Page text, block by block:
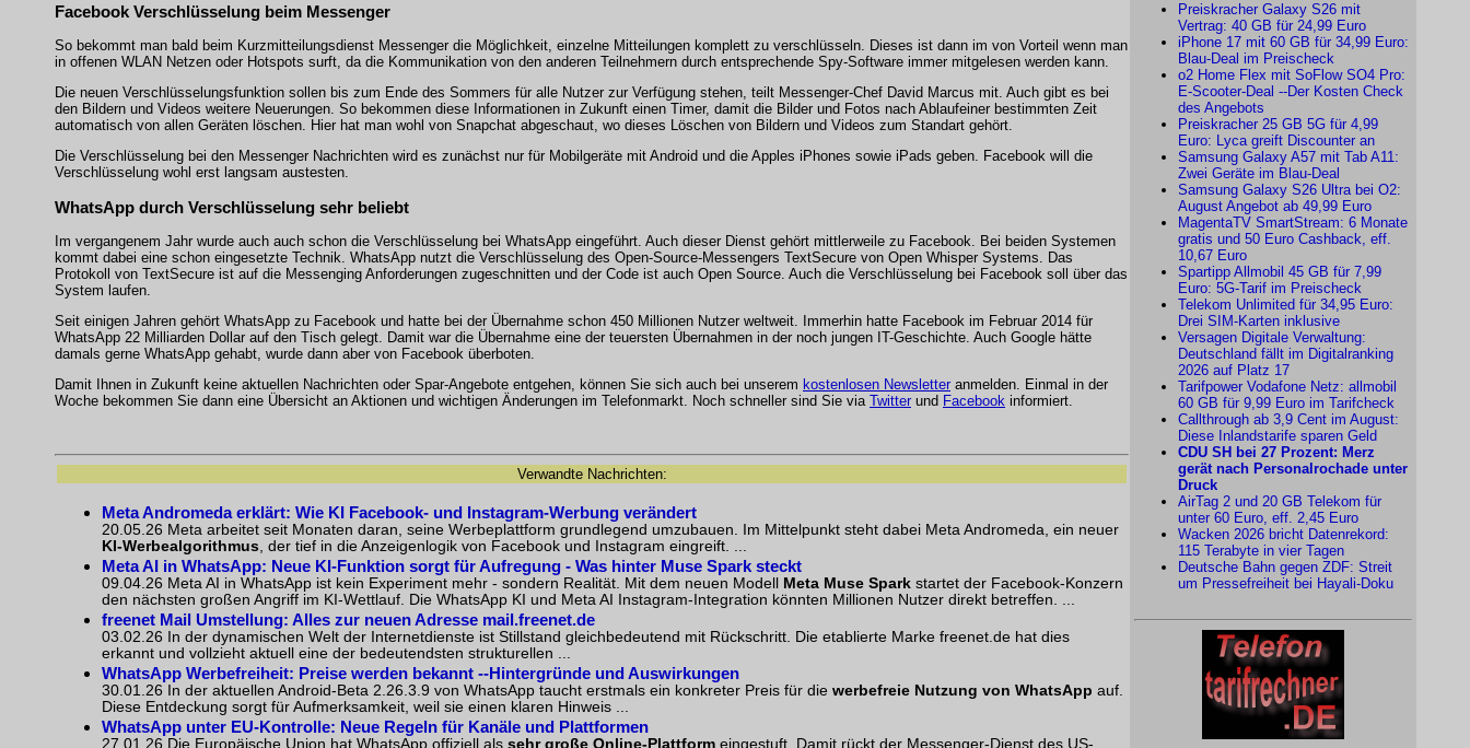
Facebook Verschlüsselung beim Messenger
So bekommt man bald beim Kurzmitteilungsdienst Messenger die Möglichkeit, einzelne Mitteilungen komplett zu verschlüsseln. Dieses ist dann im von Vorteil wenn man
in offenen WLAN Netzen oder Hotspots surft, da die Kommunikation von den anderen Teilnehmern durch entsprechende Spy-Software immer mitgelesen werden kann.
Die neuen Verschlüsselungsfunktion sollen bis zum Ende des Sommers für alle Nutzer zur Verfügung stehen, teilt Messenger-Chef David Marcus mit. Auch gibt es bei
den Bildern und Videos weitere Neuerungen. So bekommen diese Informationen in Zukunft einen Timer, damit die Bilder und Fotos nach Ablaufeiner bestimmten Zeit
automatisch von allen Geräten löschen. Hier hat man wohl von Snapchat abgeschaut, wo dieses Löschen von Bildern und Videos zum Standart gehört.
Die Verschlüsselung bei den Messenger Nachrichten wird es zunächst nur für Mobilgeräte mit Android und die Apples iPhones sowie iPads geben. Facebook will die
Verschlüsselung wohl erst langsam austesten.
WhatsApp durch Verschlüsselung sehr beliebt
Im vergangenem Jahr wurde auch auch schon die Verschlüsselung bei WhatsApp eingeführt. Auch dieser Dienst gehört mittlerweile zu Facebook. Bei beiden Systemen
kommt dabei eine schon eingesetzte Technik. WhatsApp nutzt die Verschlüsselung des Open-Source-Messengers TextSecure von Open Whisper Systems. Das
Protokoll von TextSecure ist auf die Messenging Anforderungen zugeschnitten und der Code ist auch Open Source. Auch die Verschlüsselung bei Facebook soll über das
System laufen.
Seit einigen Jahren gehört WhatsApp zu Facebook und hatte bei der Übernahme schon 450 Millionen Nutzer weltweit. Immerhin hatte Facebook im Februar 2014 für
WhatsApp 22 Milliarden Dollar auf den Tisch gelegt. Damit war die Übernahme eine der teuersten Übernahmen in der noch jungen IT-Geschichte. Auch Google hätte
damals gerne WhatsApp gehabt, wurde dann aber von Facebook überboten.
Damit Ihnen in Zukunft keine aktuellen Nachrichten oder Spar-Angebote entgehen, können Sie sich auch bei unserem kostenlosen Newsletter anmelden. Einmal in der
Woche bekommen Sie dann eine Übersicht an Aktionen und wichtigen Änderungen im Telefonmarkt. Noch schneller sind Sie via Twitter und Facebook informiert.
Verwandte Nachrichten:
Meta Andromeda erklärt: Wie KI Facebook- und Instagram-Werbung verändert
20.05.26 Meta arbeitet seit Monaten daran, seine Werbeplattform grundlegend umzubauen. Im Mittelpunkt steht dabei Meta Andromeda, ein neuer
KI-Werbealgorithmus, der tief in die Anzeigenlogik von Facebook und Instagram eingreift. ...
Meta AI in WhatsApp: Neue KI-Funktion sorgt für Aufregung - Was hinter Muse Spark steckt
09.04.26 Meta AI in WhatsApp ist kein Experiment mehr - sondern Realität. Mit dem neuen Modell Meta Muse Spark startet der Facebook-Konzern
den nächsten großen Angriff im KI-Wettlauf. Die WhatsApp KI und Meta AI Instagram-Integration könnten Millionen Nutzer direkt betreffen. ...
freenet Mail Umstellung: Alles zur neuen Adresse mail.freenet.de
03.02.26 In der dynamischen Welt der Internetdienste ist Stillstand gleichbedeutend mit Rückschritt. Die etablierte Marke freenet.de hat dies
erkannt und vollzieht aktuell eine der bedeutendsten strukturellen ...
WhatsApp Werbefreiheit: Preise werden bekannt --Hintergründe und Auswirkungen
30.01.26 In der aktuellen Android-Beta 2.26.3.9 von WhatsApp taucht erstmals ein konkreter Preis für die werbefreie Nutzung von WhatsApp auf.
Diese Entdeckung sorgt für Aufmerksamkeit, weil sie einen klaren Hinweis ...
WhatsApp unter EU-Kontrolle: Neue Regeln für Kanäle und Plattformen
27.01.26 Die Europäische Union hat WhatsApp offiziell als sehr große Online-Plattform eingestuft. Damit rückt der Messenger-Dienst des US-
Preiskracher Galaxy S26 mit
Vertrag: 40 GB für 24,99 Euro
iPhone 17 mit 60 GB für 34,99 Euro:
Blau-Deal im Preischeck
o2 Home Flex mit SoFlow SO4 Pro:
E-Scooter-Deal --Der Kosten Check
des Angebots
Preiskracher 25 GB 5G für 4,99
Euro: Lyca greift Discounter an
Samsung Galaxy A57 mit Tab A11:
Zwei Geräte im Blau-Deal
Samsung Galaxy S26 Ultra bei O2:
August Angebot ab 49,99 Euro
MagentaTV SmartStream: 6 Monate
gratis und 50 Euro Cashback, eff.
10,67 Euro
Spartipp Allmobil 45 GB für 7,99
Euro: 5G-Tarif im Preischeck
Telekom Unlimited für 34,95 Euro:
Drei SIM-Karten inklusive
Versagen Digitale Verwaltung:
Deutschland fällt im Digitalranking
2026 auf Platz 17
Tarifpower Vodafone Netz: allmobil
60 GB für 9,99 Euro im Tarifcheck
Callthrough ab 3,9 Cent im August:
Diese Inlandstarife sparen Geld
CDU SH bei 27 Prozent: Merz
gerät nach Personalrochade unter
Druck
AirTag 2 und 20 GB Telekom für
unter 60 Euro, eff. 2,45 Euro
Wacken 2026 bricht Datenrekord:
115 Terabyte in vier Tagen
Deutsche Bahn gegen ZDF: Streit
um Pressefreiheit bei Hayali-Doku